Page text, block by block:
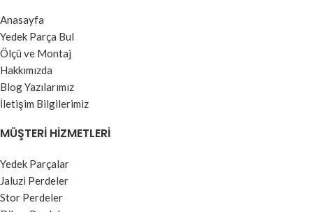
Anasayfa
Yedek Parça Bul
Ölçü ve Montaj
Hakkımızda
Blog Yazılarımız
İletişim Bilgilerimiz
MÜŞTERI HIZMETLERI
Yedek Parçalar
Jaluzi Perdeler
Stor Perdeler